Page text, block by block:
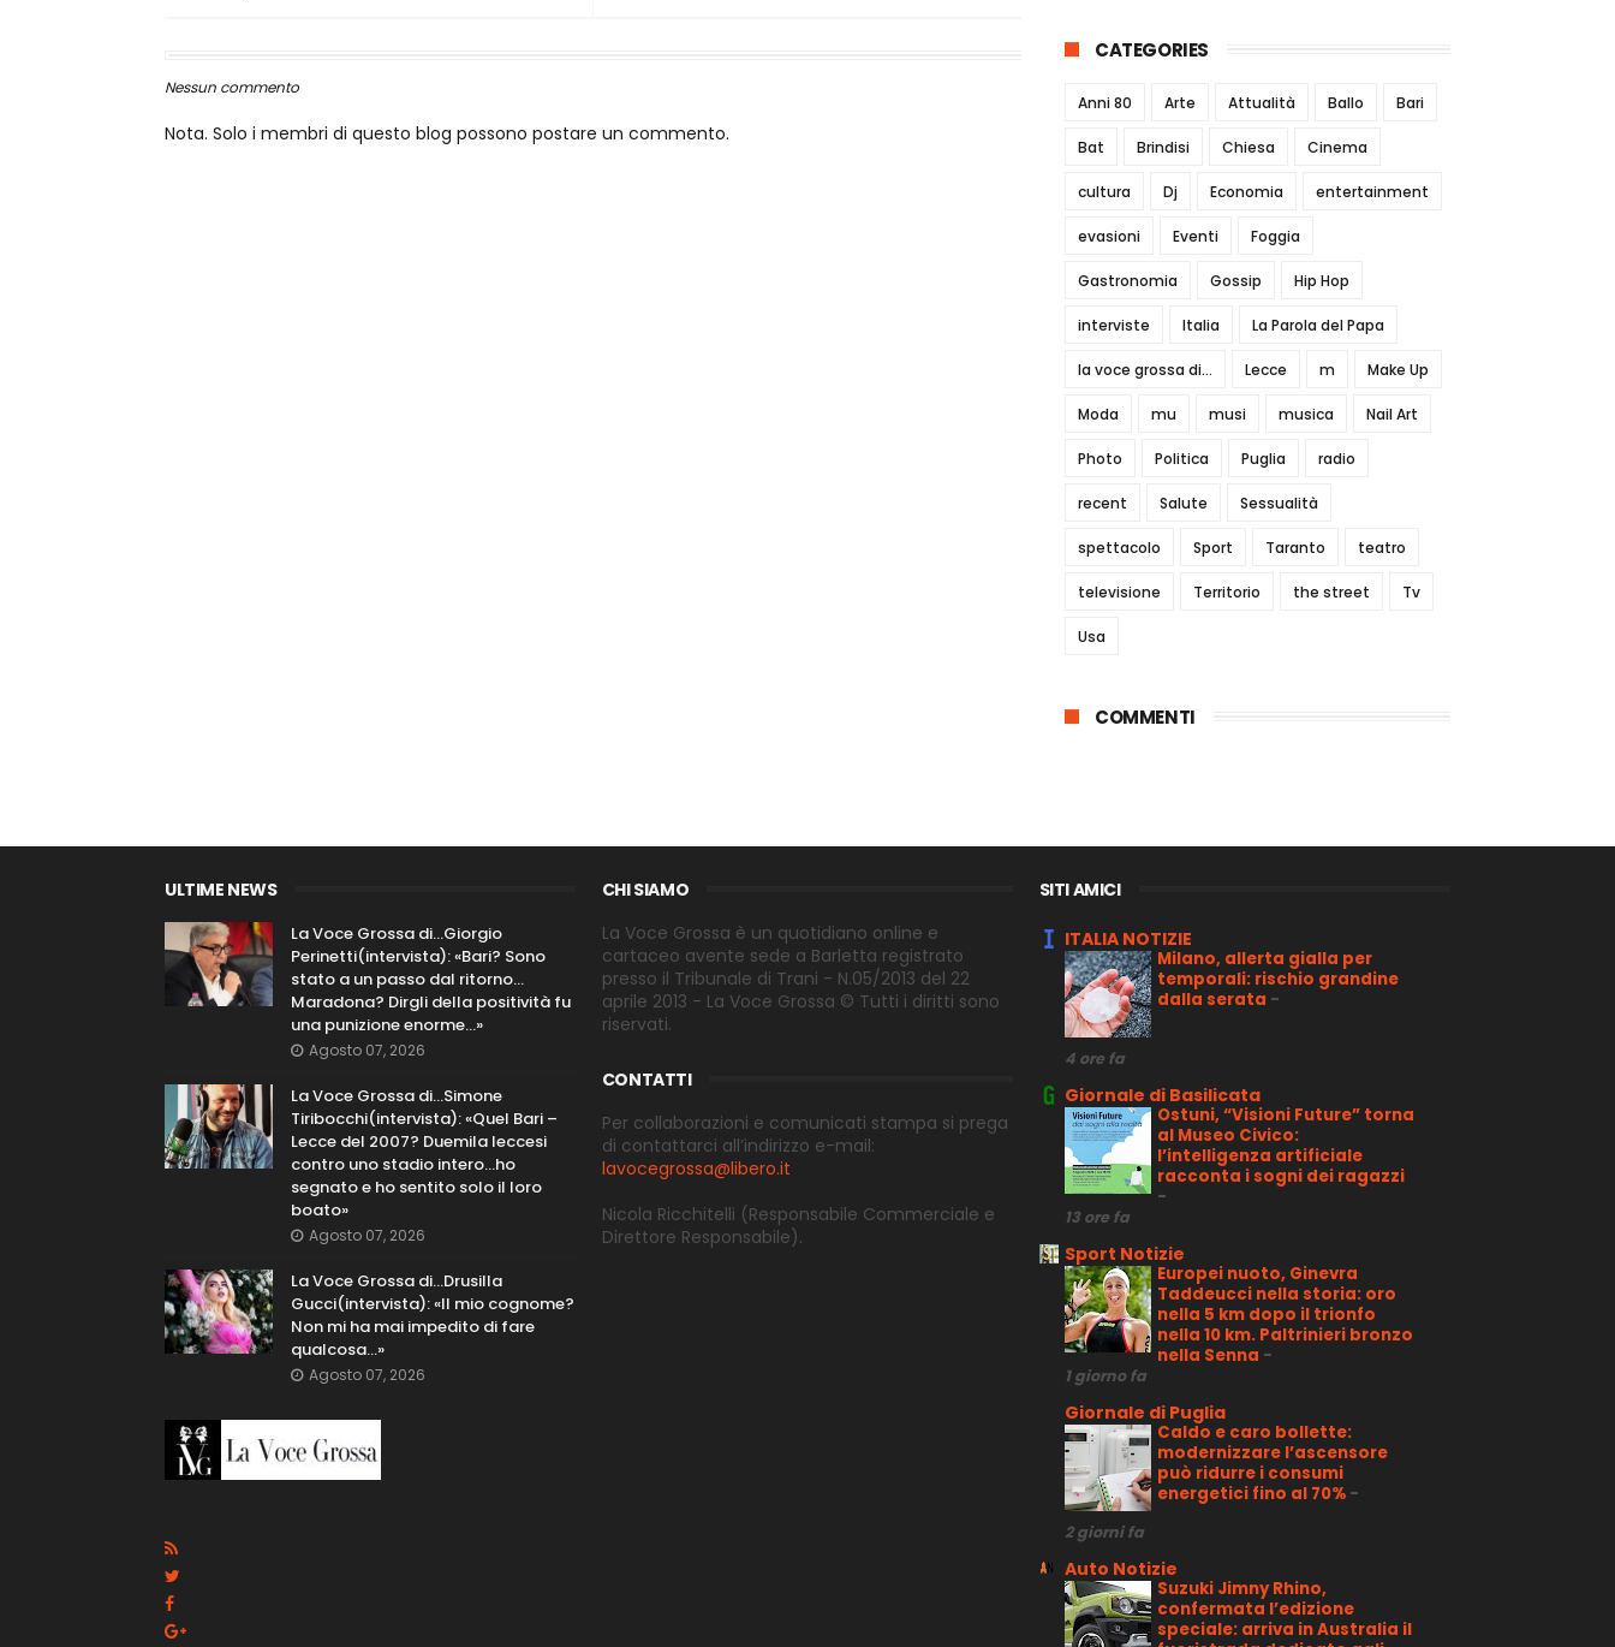
Nessun commento
Nota. Solo i membri di questo blog possono postare un commento.
CATEGORIES
Anni 80 Arte Attualità Ballo Bari
Bat Brindisi Chiesa Cinema
cultura Dj Economia entertainment
evasioni Eventi Foggia
Gastronomia Gossip Hip Hop
interviste Italia La Parola del Papa
la voce grossa di... Lecce m Make Up
Moda mu musi musica Nail Art
Photo Politica Puglia radio
recent Salute Sessualità
spettacolo Sport Taranto teatro
televisione Territorio the street Tv
Usa
COMMENTI
ULTIME NEWS
La Voce Grossa di…Giorgio
Perinetti(intervista): «Bari? Sono
stato a un passo dal ritorno...
Maradona? Dirgli della positività fu
una punizione enorme…»
Agosto 07, 2026
La Voce Grossa di…Simone
Tiribocchi(intervista): «Quel Bari –
Lecce del 2007? Duemila leccesi
contro uno stadio intero...ho
segnato e ho sentito solo il loro
boato»
Agosto 07, 2026
La Voce Grossa di…Drusilla
Gucci(intervista): «Il mio cognome?
Non mi ha mai impedito di fare
qualcosa…»
Agosto 07, 2026
CHI SIAMO
La Voce Grossa è un quotidiano online e
cartaceo avente sede a Barletta registrato
presso il Tribunale di Trani - N.05/2013 del 22
aprile 2013 - La Voce Grossa © Tutti i diritti sono
riservati.
CONTATTI
Per collaborazioni e comunicati stampa si prega
di contattarci all’indirizzo e-mail:
lavocegrossa@libero.it
Nicola Ricchitelli (Responsabile Commerciale e
Direttore Responsabile).
SITI AMICI
ITALIA NOTIZIE
Milano, allerta gialla per
temporali: rischio grandine
dalla serata -
4 ore fa
Giornale di Basilicata
Ostuni, “Visioni Future” torna
al Museo Civico:
l’intelligenza artificiale
racconta i sogni dei ragazzi
-
13 ore fa
Sport Notizie
Europei nuoto, Ginevra
Taddeucci nella storia: oro
nella 5 km dopo il trionfo
nella 10 km. Paltrinieri bronzo
nella Senna -
1 giorno fa
Giornale di Puglia
Caldo e caro bollette:
modernizzare l’ascensore
può ridurre i consumi
energetici fino al 70% -
2 giorni fa
Auto Notizie
Suzuki Jimny Rhino,
confermata l’edizione
speciale: arriva in Australia il